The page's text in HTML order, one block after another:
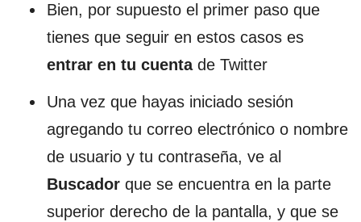
Bien, por supuesto el primer paso que
tienes que seguir en estos casos es
entrar en tu cuentade Twitter
Una vez que hayas iniciado sesión
agregando tu correo electrónico o nombre
de usuario y tu contraseña, ve al
Buscador que se encuentra en la parte
superior derecho de la pantalla, y que se